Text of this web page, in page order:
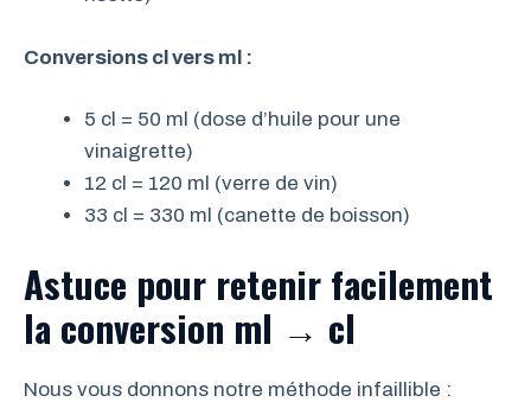
Conversions cl vers ml :
5 cl = 50 ml (dose d’huile pour une
vinaigrette)
12 cl = 120 ml (verre de vin)
33 cl = 330 ml (canette de boisson)
Astuce pour retenir facilement
la conversion ml → cl
Nous vous donnons notre méthode infaillible :